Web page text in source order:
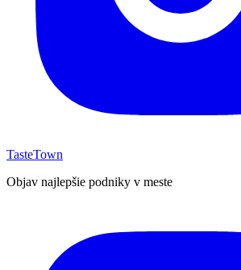
TasteTown
Objav najlepšie podniky v meste